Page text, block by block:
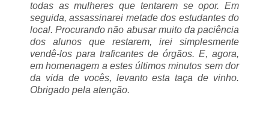
todas as mulheres que tentarem se opor. Em
seguida, assassinarei metade dos estudantes do
local. Procurando não abusar muito da paciência
dos alunos que restarem, irei simplesmente
vendê-los para traficantes de órgãos. E, agora,
em homenagem a estes últimos minutos sem dor
da vida de vocês, levanto esta taça de vinho.
Obrigado pela atenção.